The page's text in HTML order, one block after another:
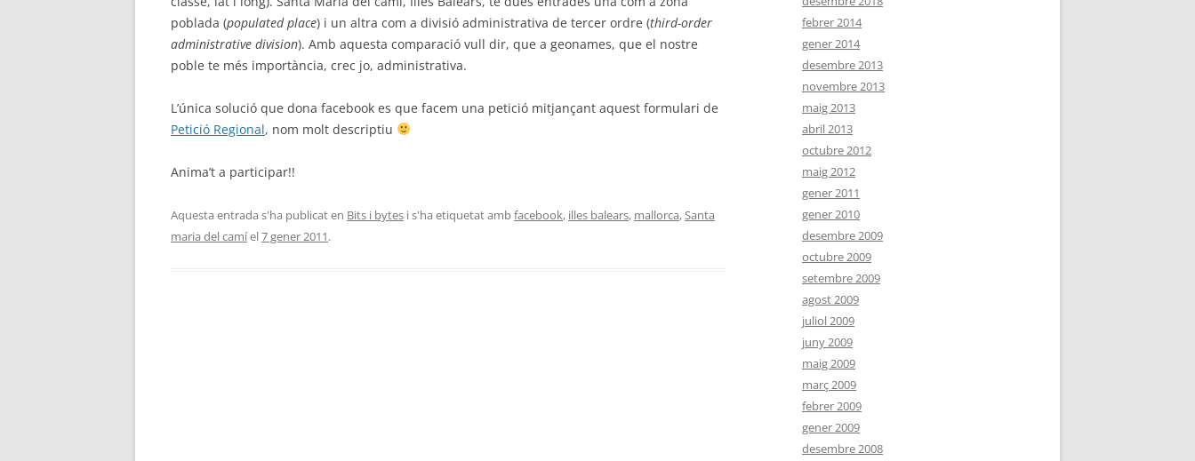
poblada (populated place) i un altra com a divisió administrativa de tercer ordre (third-order
administrative division). Amb aquesta comparació vull dir, que a geonames, que el nostre
poble te més importància, crec jo, administrativa.
L’única solució que dona facebook es que facem una petició mitjançant aquest formulari de
Petició Regional, nom molt descriptiu
Anima’t a participar!!
Aquesta entrada s'ha publicat en Bits i bytes i s'ha etiquetat ambfacebook, illes balears, mallorca,Santa
maria del camíel7 gener 2011.
febrer 2014
gener 2014
desembre 2013
novembre 2013
maig 2013
abril 2013
octubre 2012
maig 2012
gener 2011
gener 2010
desembre 2009
octubre 2009
setembre 2009
agost 2009
juliol 2009
juny 2009
maig 2009
març 2009
febrer 2009
gener 2009
desembre 2008